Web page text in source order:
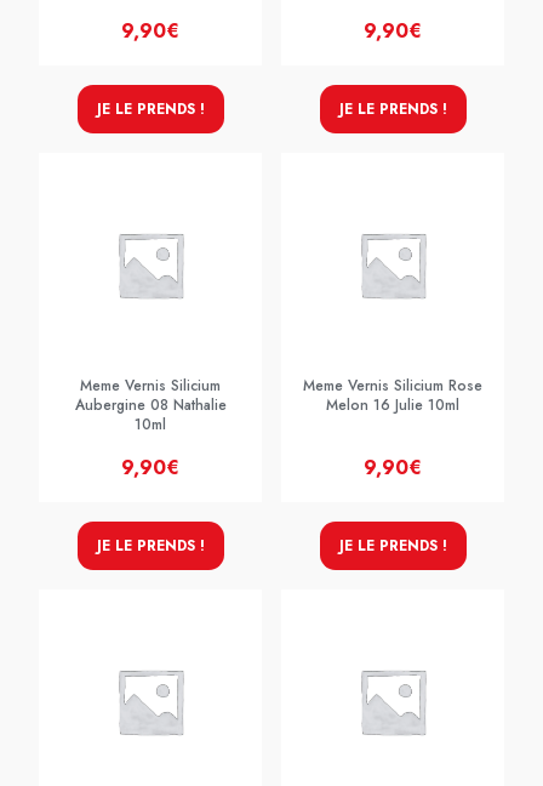
9,90€
JE LE PRENDS !
9,90€
JE LE PRENDS !
Meme Vernis Silicium
Aubergine 08 Nathalie
10ml
9,90€
JE LE PRENDS !
Meme Vernis Silicium Rose
Melon 16 Julie 10ml
9,90€
JE LE PRENDS !